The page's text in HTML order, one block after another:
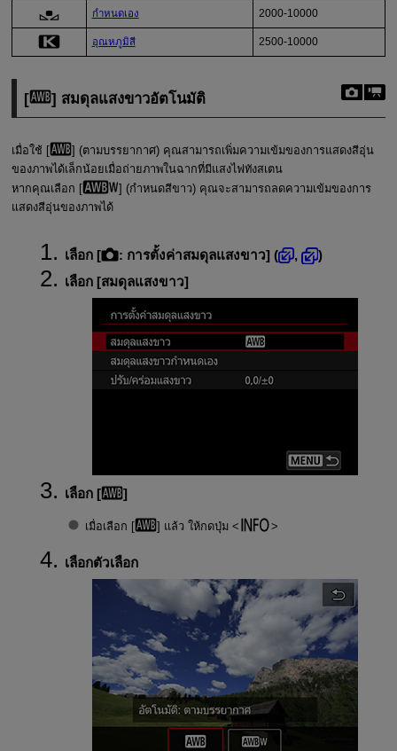
กำหนดเอง 2000-10000
อุณหภูมิสี 2500-10000
[ ] สมดุลแสงขาวอัตโนมัติ
เมื่อใช้ [
] (ตามบรรยากาศ) คุณสามารถเพิ่มความเข้มของการแสดงสีอุ่น
ของภาพได้เล็กน้อยเมื่อถ่ายภาพในฉากที่มีแสงไฟทังสเตน
หากคุณเลือก [
] (กำหนดสีขาว) คุณจะสามารถลดความเข้มของการ
แสดงสีอุ่นของภาพได้
เลือก [ : การตั้งค่าสมดุลแสงขาว] ( ,
)
เลือก [สมดุลแสงขาว]
เลือก [ ]
เมื่อเลือก [ ] แล้ว ให้กดปุ่ม
เลือกตัวเลือก